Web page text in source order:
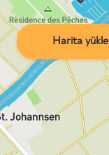
Harita yükle